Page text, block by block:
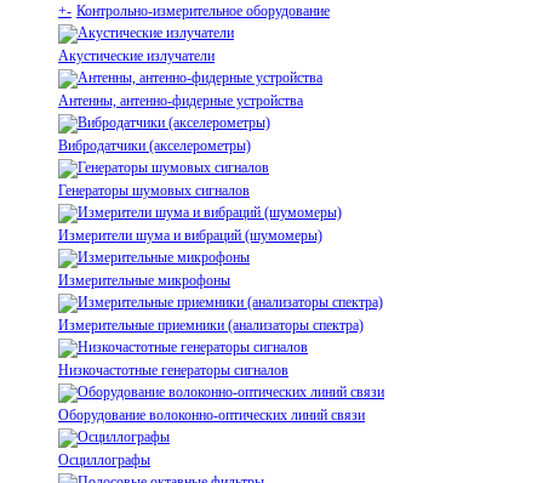
+- Контрольно-измерительное оборудование
Акустические излучатели
Антенны, антенно-фидерные устройства
Вибродатчики (акселерометры)
Генераторы шумовых сигналов
Измерители шума и вибраций (шумомеры)
Измерительные микрофоны
Измерительные приемники (анализаторы спектра)
Низкочастотные генераторы сигналов
Оборудование волоконно-оптических линий связи
Осциллографы